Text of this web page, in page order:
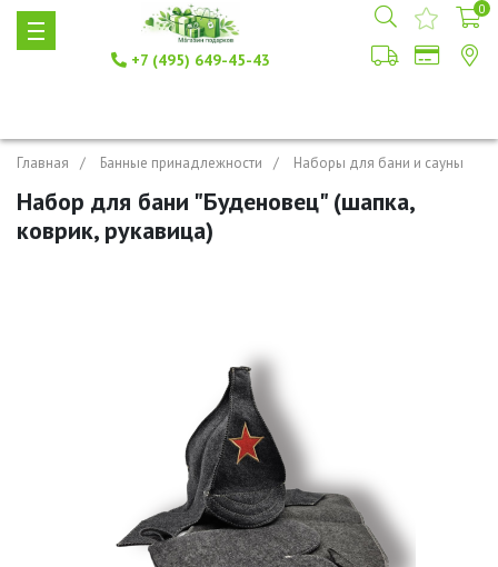
+7 (495) 649-45-43
0
Главная Банные принадлежности Наборы для бани и сауны
Набор для бани "Буденовец" (шапка,
коврик, рукавица)